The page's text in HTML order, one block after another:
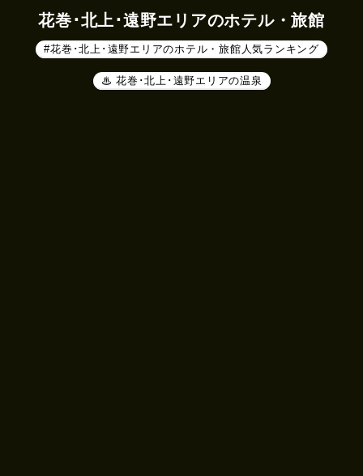
花巻･北上･遠野エリアのホテル・旅館
#花巻･北上･遠野エリアのホテル・旅館人気ランキング
♨ 花巻･北上･遠野エリアの温泉